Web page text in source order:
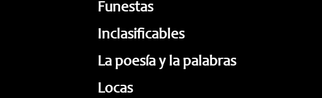
Funestas
Inclasificables
La poesía y la palabras
Locas